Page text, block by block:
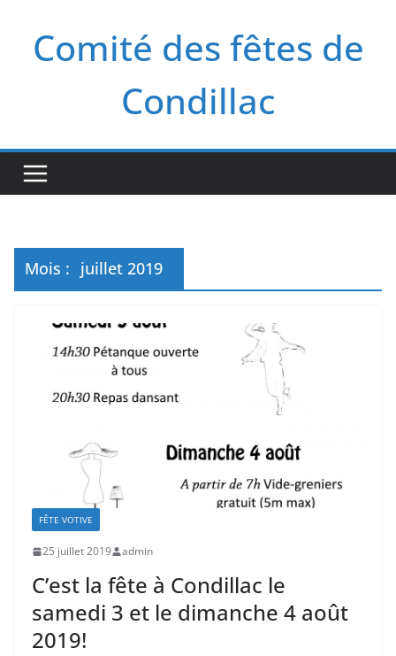
contenuComité des fêtes de
Condillac
Mois : juillet 2019
FÊTE VOTIVE
25 juillet 2019 admin
C’est la fête à Condillac le
samedi 3 et le dimanche 4 août
2019!